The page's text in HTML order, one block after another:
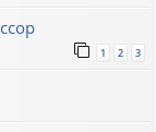
1 2 3